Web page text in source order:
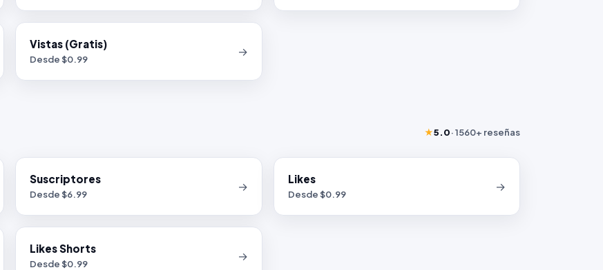
Vistas (Gratis)
Desde $0.99
→
★5.0·1560+ reseñas
Suscriptores
Desde $6.99
→ Likes
Desde $0.99
→
Likes Shorts
Desde $0.99
→